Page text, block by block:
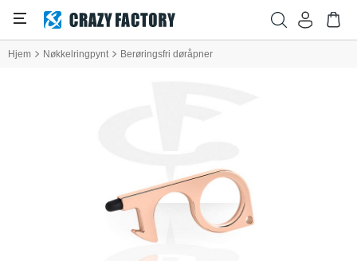
Hjem Nøkkelringpynt Berøringsfri døråpner